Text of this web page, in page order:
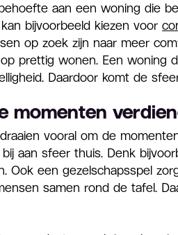
aan een woning die
bijvoorbeeld kiezen voor
op zoek zijn naar meer
prettig wonen. Een woning
Daardoor komt de
momenten
vooral om de
aan sfeer thuis. Denk
Ook een gezelschapsspel
samen rond de tafel.